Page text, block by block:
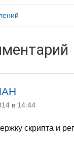
в 14:44
скрипта и